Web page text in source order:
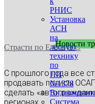
РНИС
Установка
АСН
на
лесную
технику
по
ПП
№1378
Система
Новости
Cтрасти по Е-ОСАГО
С прошлого года все
продавать полисы
сделать